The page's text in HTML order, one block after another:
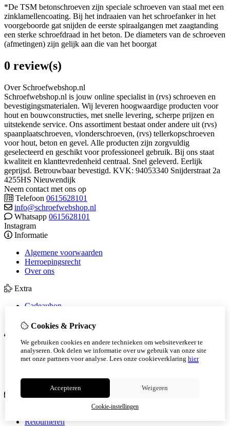
*De TSM betonschroeven zijn speciale schroeven van staal met een
zinklamellencoating. Bij het indraaien van het schroefanker in het
voorgeboorde gat snijden de eerste spiraalgangen met zaagtanding
een sterke schroefdraad in het beton. De diameters van de schroeven
(afmetingen) zijn gelijk aan die van het boorgat
0 review(s)
Over Schroefwebshop.nl
Schroefwebshop.nl is jouw online specialist in (rvs) schroeven en
bevestigingsmaterialen. Wij leveren hoogwaardige producten voor
hout en bouwconstructies, met snelle levering, scherpe prijzen en
uitstekende service. Ons assortiment bestaat onder andere uit (rvs)
spaanplaatschroeven, vlonderschroeven, (rvs) tellerkopschroeven
voor hout, beton en gevel. Alle producten zijn zorgvuldig
geselecteerd en geschikt voor professioneel gebruik. Bij ons staat
kwaliteit en klanttevredenheid centraal. Snel geleverd. Eerlijk
geprijsd. Betrouwbaar bevestigd. KVK: 94053340 Snijderstraat 2a
4255HS Nieuwendijk
Neem contact met ons op
Telefoon 0615628101
info@schroefwebshop.nl
Whatsapp 0615628101
Instagram
Informatie
Algemene voorwaarden
Herroepingsrecht
Over ons
Extra
Cadeaubon
Mijn account
Inloggen
Bestelhistorie
Nieuwsbrief
Klantenservice
Retourneren
Cookies & Privacy
We gebruiken cookies en andere technieken om websiteverkeer te
analyseren. Ook delen we informatie over uw gebruik van onze site
met onze partners voor analyse. Lees onze cookieverklaring hier
Accepteren Weigeren
Cookie-instellingen